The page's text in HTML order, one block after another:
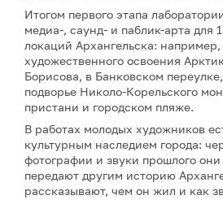
Итогом первого этапа
медиа-, саунд- и паблик-арта для
локаций Архангельска:
художественного освоения
Борисова, в Банковском
подворье Николо-Корельского
пристани и городском пляже.
В работах молодых художников
культурным наследием города:
фотографии и звуки прошлого
передают другим историю
рассказывают, чем он жил и как